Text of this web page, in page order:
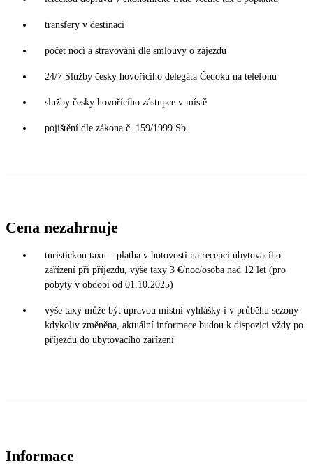
transfery v destinaci
počet nocí a stravování dle smlouvy o zájezdu
24/7 Služby česky hovořícího delegáta Čedoku na telefonu
služby česky hovořícího zástupce v místě
pojištění dle zákona č. 159/1999 Sb.
Cena nezahrnuje
turistickou taxu – platba v hotovosti na recepci ubytovacího
zařízení při příjezdu, výše taxy 3 €/noc/osoba nad 12 let (pro
pobyty v období od 01.10.2025)
výše taxy může být úpravou místní vyhlášky i v průběhu sezony
kdykoliv změněna, aktuální informace budou k dispozici vždy po
příjezdu do ubytovacího zařízení
Informace